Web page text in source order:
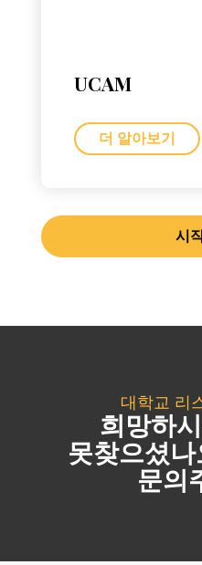
UCAM
더 알아보기
시
대학교 리
희망하
못찾으셨
문의